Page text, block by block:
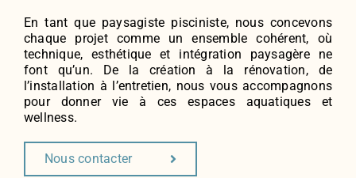
En tant que paysagiste pisciniste, nous concevons
chaque projet comme un ensemble cohérent, où
technique, esthétique et intégration paysagère ne
font qu’un. De la création à la rénovation, de
l’installation à l’entretien, nous vous accompagnons
pour donner vie à ces espaces aquatiques et
wellness.
Nous contacter